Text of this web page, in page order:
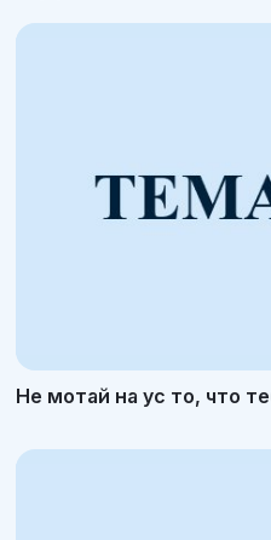
Не мотай на ус то, что